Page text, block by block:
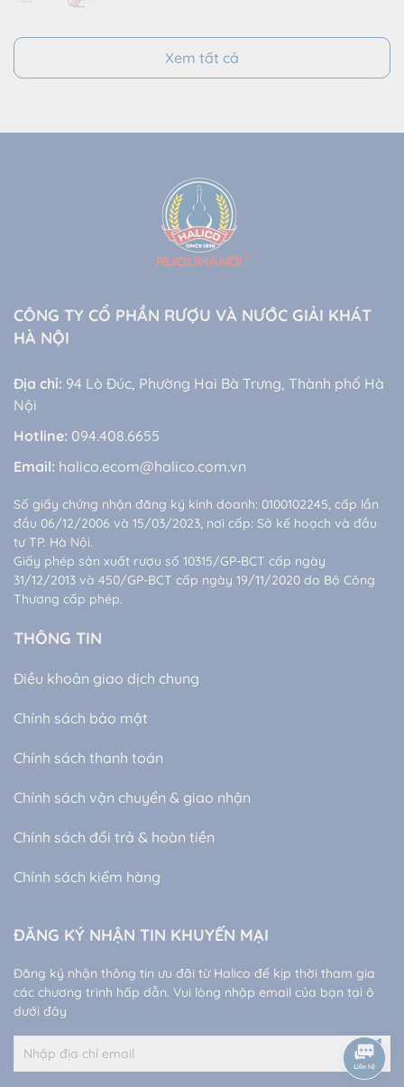
Xem tất cả
CÔNG TY CỔ PHẦN RƯỢU VÀ NƯỚC GIẢI KHÁT
HÀ NỘI
Địa chỉ: 94 Lò Đúc, Phường Hai Bà Trưng, Thành phố Hà
Nội
Hotline: 094.408.6655
Email: halico.ecom@halico.com.vn
Số giấy chứng nhận đăng ký kinh doanh: 0100102245, cấp lần
đầu 06/12/2006 và 15/03/2023, nơi cấp: Sở kế hoạch và đầu
tư TP. Hà Nội.
Giấy phép sản xuất rượu số 10315/GP-BCT cấp ngày
31/12/2013 và 450/GP-BCT cấp ngày 19/11/2020 do Bộ Công
Thương cấp phép.
THÔNG TIN
Điều khoản giao dịch chung
Chính sách bảo mật
Chính sách thanh toán
Chính sách vận chuyển & giao nhận
Chính sách đổi trả & hoàn tiền
Chính sách kiểm hàng
ĐĂNG KÝ NHẬN TIN KHUYẾN MẠI
Đăng ký nhận thông tin ưu đãi từ Halico để kịp thời tham gia
các chương trình hấp dẫn. Vui lòng nhập email của bạn tại ô
dưới đây